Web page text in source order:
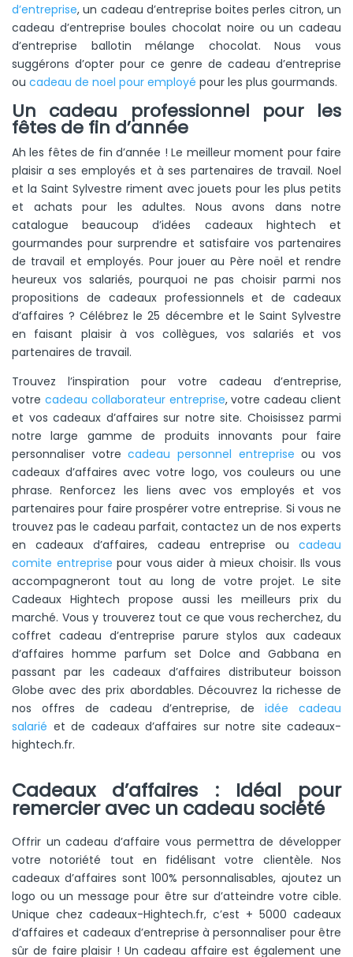
d’entreprise, un cadeau d’entreprise boites perles citron, un
cadeau d’entreprise boules chocolat noire ou un cadeau
d’entreprise ballotin mélange chocolat. Nous vous
suggérons d’opter pour ce genre de cadeau d’entreprise
ou cadeau de noel pour employé pour les plus gourmands.
Un cadeau professionnel pour les
fêtes de fin d’année
Ah les fêtes de fin d’année ! Le meilleur moment pour faire
plaisir a ses employés et à ses partenaires de travail. Noel
et la Saint Sylvestre riment avec jouets pour les plus petits
et achats pour les adultes. Nous avons dans notre
catalogue beaucoup d’idées cadeaux hightech et
gourmandes pour surprendre et satisfaire vos partenaires
de travail et employés. Pour jouer au Père noël et rendre
heureux vos salariés, pourquoi ne pas choisir parmi nos
propositions de cadeaux professionnels et de cadeaux
d’affaires ? Célébrez le 25 décembre et le Saint Sylvestre
en faisant plaisir à vos collègues, vos salariés et vos
partenaires de travail.
Trouvez l’inspiration pour votre cadeau d’entreprise,
votre cadeau collaborateur entreprise, votre cadeau client
et vos cadeaux d’affaires sur notre site. Choisissez parmi
notre large gamme de produits innovants pour faire
personnaliser votrecadeau personnel entreprise ou vos
cadeaux d’affaires avec votre logo, vos couleurs ou une
phrase. Renforcez les liens avec vos employés et vos
partenaires pour faire prospérer votre entreprise. Si vous ne
trouvez pas le cadeau parfait, contactez un de nos experts
en cadeaux d’affaires, cadeau entreprise ou cadeau
comite entreprise pour vous aider à mieux choisir. Ils vous
accompagneront tout au long de votre projet. Le site
Cadeaux Hightech propose aussi les meilleurs prix du
marché. Vous y trouverez tout ce que vous recherchez, du
coffret cadeau d’entreprise parure stylos aux cadeaux
d’affaires homme parfum set Dolce and Gabbana en
passant par les cadeaux d’affaires distributeur boisson
Globe avec des prix abordables. Découvrez la richesse de
nos offres de cadeau d’entreprise, de idée cadeau
salarié et de cadeaux d’affaires sur notre site cadeaux-
hightech.fr.
Cadeaux d’affaires : Idéal pour
remercier avec un cadeau société
Offrir un cadeau d’affaire vous permettra de développer
votre notoriété tout en fidélisant votre clientèle. Nos
cadeaux d’affaires sont 100% personnalisables, ajoutez un
logo ou un message pour être sur d’atteindre votre cible.
Unique chez cadeaux-Hightech.fr, c’est + 5000 cadeaux
d’affaires et cadeaux d’entreprise à personnaliser pour être
sûr de faire plaisir ! Un cadeau affaire est également une